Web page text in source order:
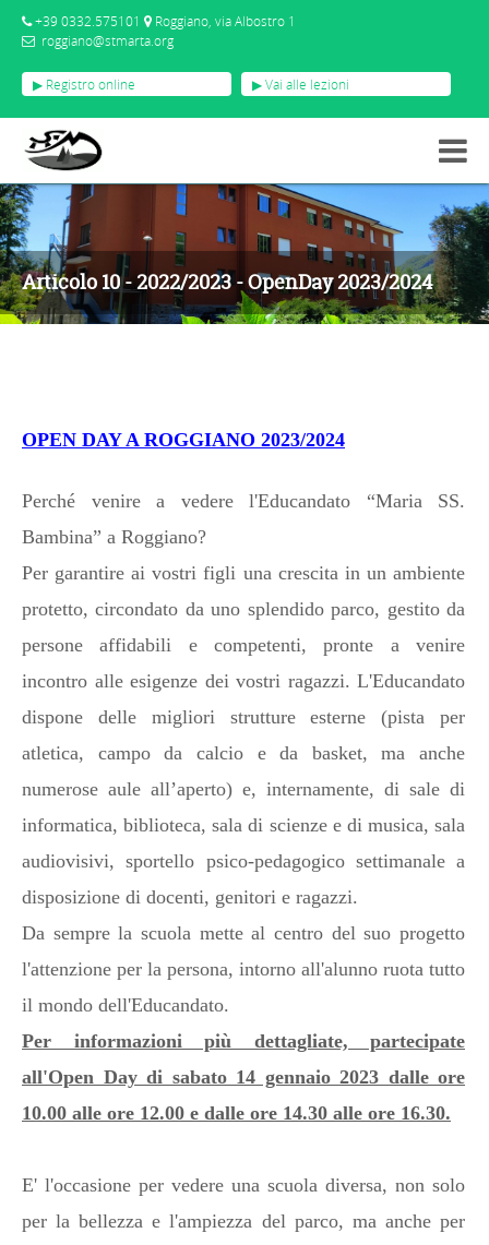
+39 0332.575101
Roggiano, via Albostro 1
roggiano@stmarta.org
▶ Registro online ▶ Vai alle lezioni
ARTICOLI ATTIVITÀ ARTICOLO 10 - 2022/2023 - OPENDAY 2023/2024
Articolo 10 - 2022/2023 - OpenDay 2023/2024
OPEN DAY A ROGGIANO 2023/2024
Perché venire a vedere l'Educandato “Maria SS.
Bambina” a Roggiano?
Per garantire ai vostri figli una crescita in un ambiente
protetto, circondato da uno splendido parco, gestito da
persone affidabili e competenti, pronte a venire
incontro alle esigenze dei vostri ragazzi. L'Educandato
dispone delle migliori strutture esterne (pista per
atletica, campo da calcio e da basket, ma anche
numerose aule all’aperto) e, internamente, di sale di
informatica, biblioteca, sala di scienze e di musica, sala
audiovisivi, sportello psico-pedagogico settimanale a
disposizione di docenti, genitori e ragazzi.
Da sempre la scuola mette al centro del suo progetto
l'attenzione per la persona, intorno all'alunno ruota tutto
il mondo dell'Educandato.
Per informazioni più dettagliate, partecipate
all'Open Day di sabato 14 gennaio 2023 dalle ore
10.00 alle ore 12.00 e dalle ore 14.30 alle ore 16.30.
E' l'occasione per vedere una scuola diversa, non solo
per la bellezza e l'ampiezza del parco, ma anche per